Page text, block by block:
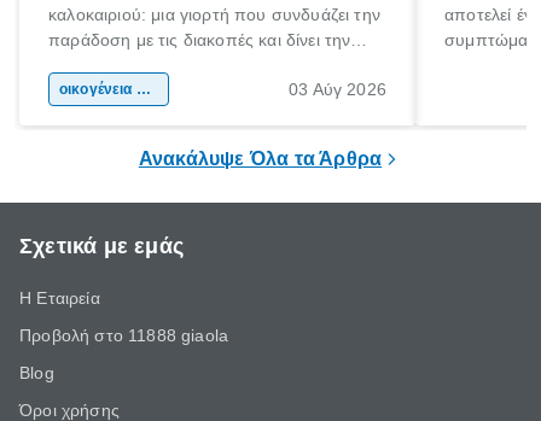
καλοκαιριού: μια γιορτή που συνδυάζει την
παράδοση με τις διακοπές και δίνει την
χώρας. Είτε πρόκειται για λίγες μέρες
οικογένεια & παιδί 03 Αύγ 2026
αποτελεί
Ανακάλυψε Όλα τα Άρθρα
Σχετικά με εμάς
Η Εταιρεία
Προβολή στο 11888 giaola
Blog
Όροι χρήσης